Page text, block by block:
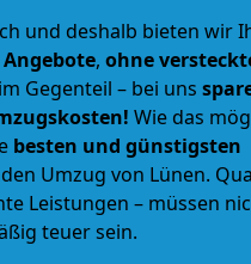
und deshalb bieten wir
, ohne
Gegenteil – bei uns
Wie das
besten und günstigsten
Umzug von Lünen.
Leistungen – müssen
teuer sein.